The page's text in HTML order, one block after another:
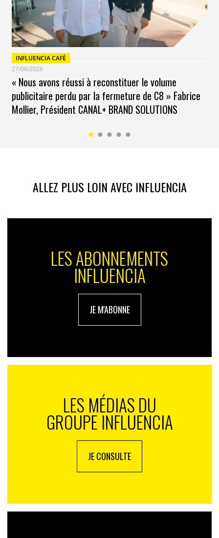
INFLUENCIA CAFÉ
27/06/2026
« Nous avons réussi à reconstituer le volume
publicitaire perdu par la fermeture de C8 » Fabrice
Mollier, Président CANAL+ BRAND SOLUTIONS
ALLEZ PLUS LOIN AVEC INFLUENCIA
LES ABONNEMENTS
INFLUENCIA
JE M'ABONNE
LES MÉDIAS DU
GROUPE INFLUENCIA
JE CONSULTE